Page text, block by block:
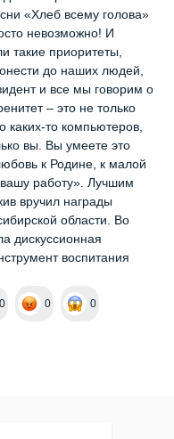
«Хлеб всему голова»
невозможно! И
такие приоритеты,
до наших людей,
и все мы говорим о
– это не только
каких-то компьютеров,
вы. Вы умеете это
к Родине, к малой
работу». Лучшим
вручил награды
области. Во
дискуссионная
воспитания
0 0 0